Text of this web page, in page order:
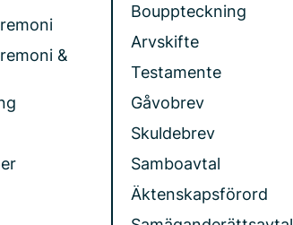
&
Bouppteckning
Arvskifte
Testamente
Gåvobrev
Skuldebrev
Samboavtal
Äktenskapsförord